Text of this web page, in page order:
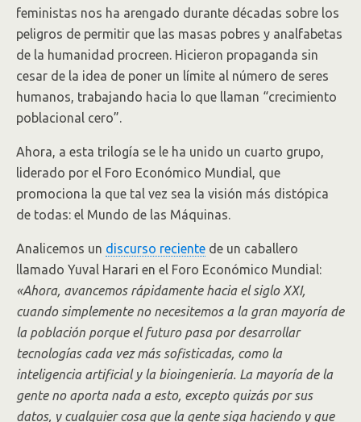
feministas nos ha arengado durante décadas sobre los
peligros de permitir que las masas pobres y analfabetas
de la humanidad procreen. Hicieron propaganda sin
cesar de la idea de poner un límite al número de seres
humanos, trabajando hacia lo que llaman “crecimiento
poblacional cero”.
Ahora, a esta trilogía se le ha unido un cuarto grupo,
liderado por el Foro Económico Mundial, que
promociona la que tal vez sea la visión más distópica
de todas: el Mundo de las Máquinas.
Analicemos un discurso reciente de un caballero
llamado Yuval Harari en el Foro Económico Mundial:
«Ahora, avancemos rápidamente hacia el siglo XXI,
cuando simplemente no necesitemos a la gran mayoría de
la población porque el futuro pasa por desarrollar
tecnologías cada vez más sofisticadas, como la
inteligencia artificial y la bioingeniería. La mayoría de la
gente no aporta nada a esto, excepto quizás por sus
datos, y cualquier cosa que la gente siga haciendo y que